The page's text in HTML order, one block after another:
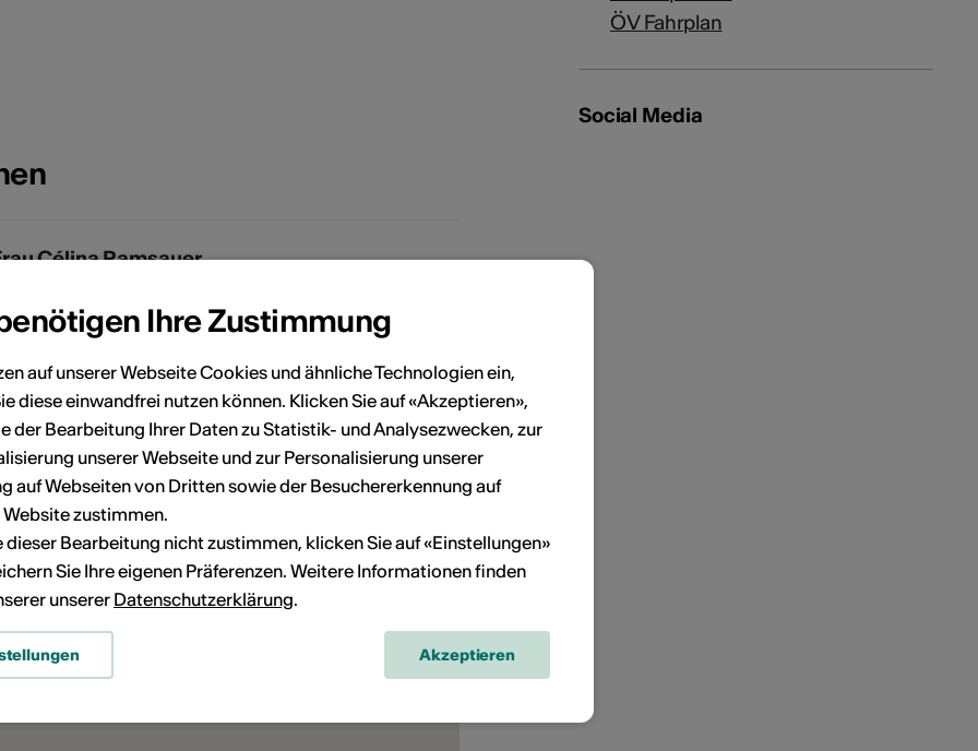
Célina Ramsauer
Telefon +41 (0) 79 342 72 83
ÖV Fahrplan
Social Media
Ihre Zustimmung
auf unserer Webseite Cookies und ähnliche Technologien ein,
diese einwandfrei nutzen können. Klicken Sie auf «Akzeptieren»,
der Bearbeitung Ihrer Daten zu Statistik- und Analysezwecken, zur
unserer Webseite und zur Personalisierung unserer
auf Webseiten von Dritten sowie der Besuchererkennung auf
Website zustimmen.
dieser Bearbeitung nicht zustimmen, klicken Sie auf «Einstellungen»
Sie Ihre eigenen Präferenzen. Weitere Informationen finden
unserer Datenschutzerklärung.
Akzeptieren